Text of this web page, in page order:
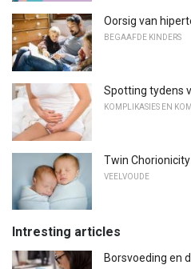
Oorsig van
BEGAAFDE KINDERS
Spotting tydens
KOMPLIKASIES EN
Twin
VEELVOUDE
Intresting articles
Borsvoeding en